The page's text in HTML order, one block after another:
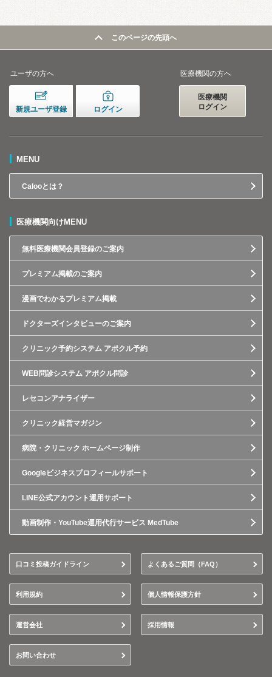
このページの先頭へ
ユーザの方へ
新規ユーザ登録 ログイン
医療機関の方へ
医療機関
ログイン
MENU
Calooとは？
医療機関向けMENU
無料医療機関会員登録のご案内
プレミアム掲載のご案内
漫画でわかるプレミアム掲載
ドクターズインタビューのご案内
クリニック予約システム アポクル予約
WEB問診システム アポクル問診
レセコンアナライザー
クリニック経営マガジン
病院・クリニック ホームページ制作
Googleビジネスプロフィールサポート
LINE公式アカウント運用サポート
動画制作・YouTube運用代行サービス MedTube
口コミ投稿ガイドライン よくあるご質問（FAQ）
利用規約 個人情報保護方針
運営会社 採用情報
お問い合わせ